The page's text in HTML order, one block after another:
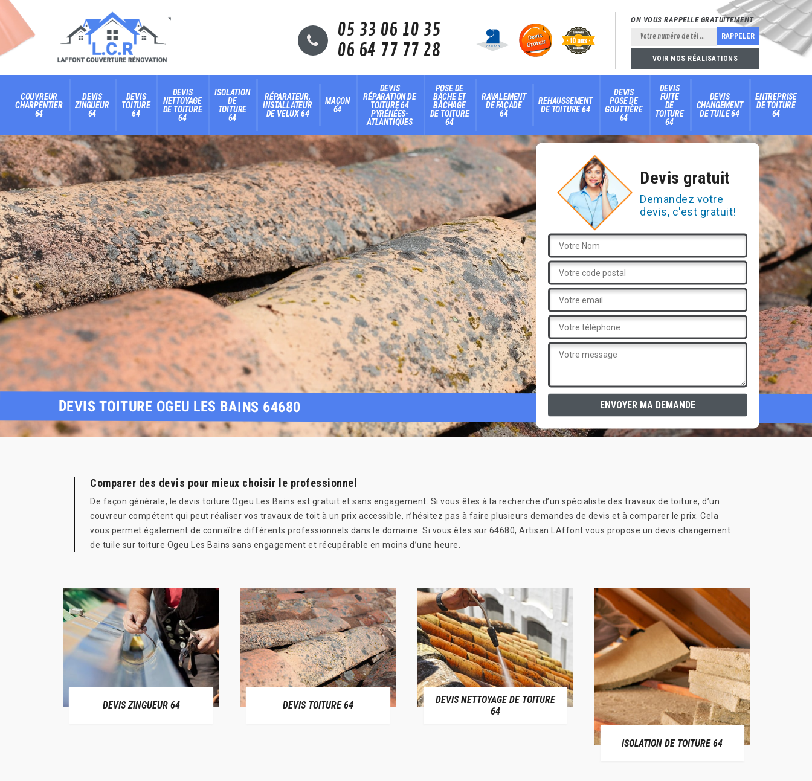
05 33 06 10 35
06 64 77 77 28
ON VOUS RAPPELLE GRATUITEMENT
VOIR NOS RÉALISATIONS
COUVREUR
CHARPENTIER
64
DEVIS
ZINGUEUR
64
DEVIS
TOITURE
64
DEVIS
NETTOYAGE
DE TOITURE
64
ISOLATION
DE
TOITURE
64
RÉPARATEUR,
INSTALLATEUR
DE VELUX 64
MAÇON
64
DEVIS
RÉPARATION DE
TOITURE 64
PYRÉNÉES-
ATLANTIQUES
POSE DE
BÂCHE ET
BÂCHAGE
DE TOITURE
64
RAVALEMENT
DE FAÇADE
64
REHAUSSEMENT
DE TOITURE 64
DEVIS
POSE DE
GOUTTIÈRE
64
DEVIS
FUITE
DE
TOITURE
64
DEVIS
CHANGEMENT
DE TUILE 64
ENTREPRISE
DE TOITURE
64
Devis gratuit
Demandez votre
devis, c'est gratuit!
DEVIS TOITURE OGEU LES BAINS 64680
Comparer des devis pour mieux choisir le professionnel
De façon générale, le devis toiture Ogeu Les Bains est gratuit et sans engagement. Si vous êtes à la recherche d’un spécialiste des travaux de toiture, d’un
couvreur compétent qui peut réaliser vos travaux de toit à un prix accessible, n’hésitez pas à faire plusieurs demandes de devis et à comparer le prix. Cela
vous permet également de connaître différents professionnels dans le domaine. Si vous êtes sur 64680, Artisan LAffont vous propose un devis changement
de tuile sur toiture Ogeu Les Bains sans engagement et récupérable en moins d’une heure.
DEVIS ZINGUEUR 64 DEVIS TOITURE 64
DEVIS NETTOYAGE DE TOITURE
64
ISOLATION DE TOITURE 64